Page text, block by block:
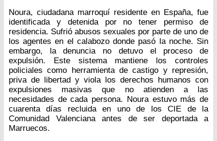
Noura, ciudadana marroquí residente en España, fue
identificada y detenida por no tener permiso de
residencia. Sufrió abusos sexuales por parte de uno de
los agentes en el calabozo donde pasó la noche. Sin
embargo, la denuncia no detuvo el proceso de
expulsión. Este sistema mantiene los controles
policiales como herramienta de castigo y represión,
priva de libertad y viola los derechos humanos con
expulsiones masivas que no atienden a las
necesidades de cada persona. Noura estuvo más de
cuarenta días recluida en uno de los CIE de la
Comunidad Valenciana antes de ser deportada a
Marruecos.